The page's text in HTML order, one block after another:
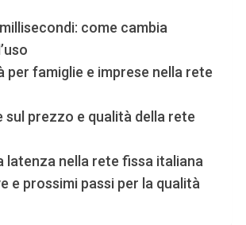
come cambia
per famiglie e imprese nella rete
sul prezzo e qualità della rete
latenza nella rete fissa italiana
e prossimi passi per la qualità